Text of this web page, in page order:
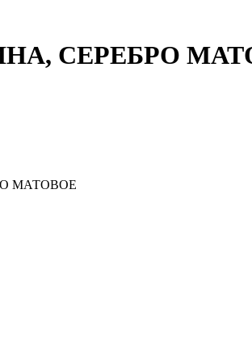
СЕРЕБРО
МАТОВОЕ